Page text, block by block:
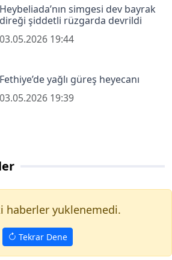
Heybeliada’nın simgesi dev bayrak
direği şiddetli rüzgarda devrildi
03.05.2026 19:44
Fethiye’de yağlı güreş heyecanı
03.05.2026 19:39
haberler yuklenemedi.
Tekrar Dene